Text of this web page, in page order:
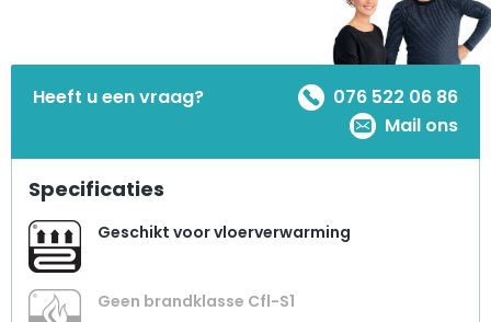
Heeft u een vraag?
076 522 06 86
Mail ons
Specificaties
Geschikt voor vloerverwarming
Geen brandklasse Cfl-S1